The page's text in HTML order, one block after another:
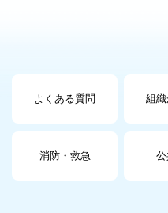
よくある質問 組
消防・救急